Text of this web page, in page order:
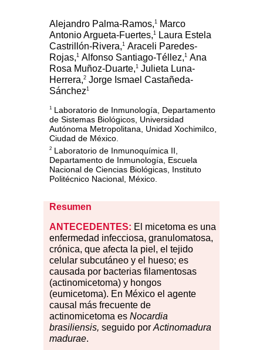
Alejandro Palma-Ramos,1
Marco
Antonio Argueta-Fuertes,1
Laura Estela
Castrillón-Rivera,1 Araceli Paredes-
Rojas,1 Alfonso Santiago-Téllez,1 Ana
Rosa Muñoz-Duarte,1 Julieta Luna-
Herrera,2 Jorge Ismael Castañeda-
Sánchez1
1 Laboratorio de Inmunología, Departamento
de Sistemas Biológicos, Universidad
Autónoma Metropolitana, Unidad Xochimilco,
Ciudad de México.
2 Laboratorio de Inmunoquímica II,
Departamento de Inmunología, Escuela
Nacional de Ciencias Biológicas, Instituto
Politécnico Nacional, México.
Resumen
ANTECEDENTES: El micetoma es una
enfermedad infecciosa, granulomatosa,
crónica, que afecta la piel, el tejido
celular subcutáneo y el hueso; es
causada por bacterias filamentosas
(actinomicetoma) y hongos
(eumicetoma). En México el agente
causal más frecuente de
actinomicetoma es Nocardia
brasiliensis, seguido por Actinomadura
madurae.